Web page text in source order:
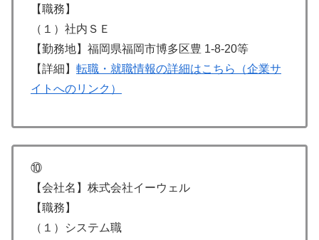
【職務】
（１）社内ＳＥ
【勤務地】福岡県福岡市博多区豊 1-8-20等
【詳細】 転職・就職情報の詳細はこちら（企業サ
イトへのリンク）
⑩
【会社名】株式会社イーウェル
【職務】
（１）システム職